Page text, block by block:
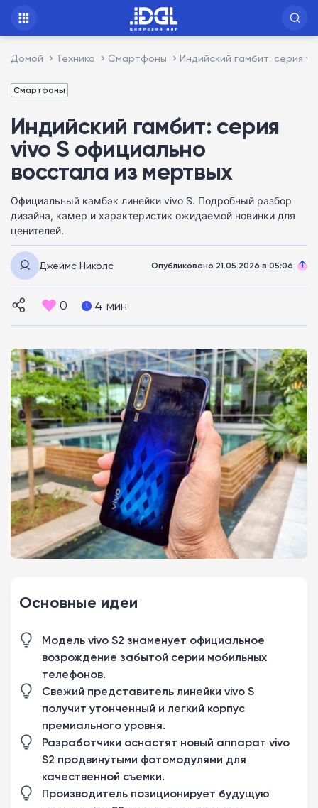
Домой Техника Смартфоны Индийский гамбит: серия
Смартфоны
Индийский гамбит: серия
vivo S официально
восстала из мертвых
Официальный камбэк линейки vivo S. Подробный разбор
дизайна, камер и характеристик ожидаемой новинки для
ценителей.
Джеймс Николс Опубликовано 21.05.2026 в 05:06
0 4 мин
Основные идеи
Модель vivo S2 знаменует официальное
возрождение забытой серии мобильных
телефонов.
Свежий представитель линейки vivo S
получит утонченный и легкий корпус
премиального уровня.
Разработчики оснастят новый аппарат vivo
S2 продвинутыми фотомодулями для
качественной съемки.
Производитель позиционирует будущую